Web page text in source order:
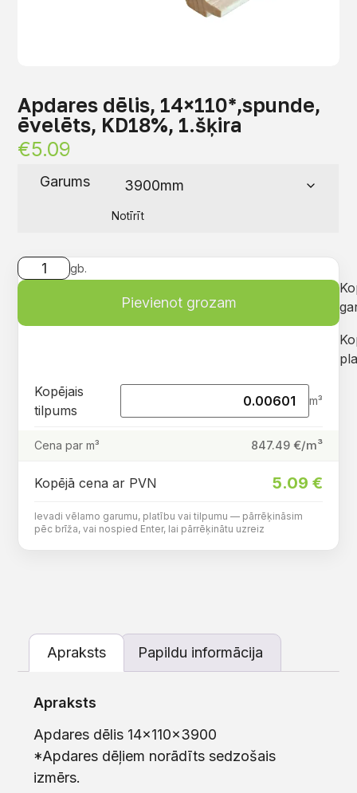
Apdares dēlis, 14×110*,spunde,
ēvelēts, KD18%, 1.šķira
€5.09
Garums
Notīrīt
gb.
Pievienot grozam
Kopējais
tilpums
m³
Cena par m³ 847.49€/m³
Kopējā cena ar PVN 5.09 €
Ievadi vēlamo garumu, platību vai tilpumu — pārrēķināsim
pēc brīža, vai nospied Enter, lai pārrēķinātu uzreiz
Apraksts Papildu informācija
Apraksts
Apdares dēlis 14x110x3900
*Apdares dēļiem norādīts sedzošais
izmērs.